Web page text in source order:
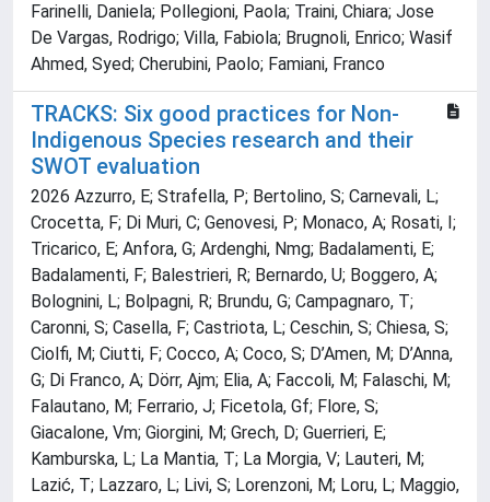
Farinelli, Daniela; Pollegioni, Paola; Traini, Chiara; Jose
De Vargas, Rodrigo; Villa, Fabiola; Brugnoli, Enrico; Wasif
Ahmed, Syed; Cherubini, Paolo; Famiani, Franco
TRACKS: Six good practices for Non-
Indigenous Species research and their
SWOT evaluation
2026 Azzurro, E; Strafella, P; Bertolino, S; Carnevali, L;
Crocetta, F; Di Muri, C; Genovesi, P; Monaco, A; Rosati, I;
Tricarico, E; Anfora, G; Ardenghi, Nmg; Badalamenti, E;
Badalamenti, F; Balestrieri, R; Bernardo, U; Boggero, A;
Bolognini, L; Bolpagni, R; Brundu, G; Campagnaro, T;
Caronni, S; Casella, F; Castriota, L; Ceschin, S; Chiesa, S;
Ciolfi, M; Ciutti, F; Cocco, A; Coco, S; D’Amen, M; D’Anna,
G; Di Franco, A; Dörr, Ajm; Elia, A; Faccoli, M; Falaschi, M;
Falautano, M; Ferrario, J; Ficetola, Gf; Flore, S;
Giacalone, Vm; Giorgini, M; Grech, D; Guerrieri, E;
Kamburska, L; La Mantia, T; La Morgia, V; Lauteri, M;
Lazić, T; Lazzaro, L; Livi, S; Lorenzoni, M; Loru, L; Maggio,